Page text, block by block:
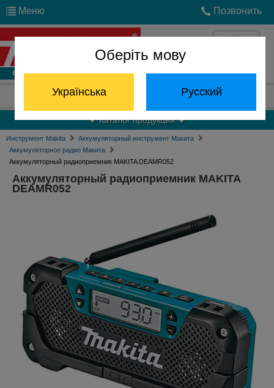
Оберіть мову
Українська Русский
Меню Позвонить
Войти
Отдел запчастей: (068) 824-24-24
Каталог продукции
Инструмент Makita
Аккумуляторный инструмент Макита
Аккумуляторное радио Макита
Аккумуляторный радиоприемник MAKITA DEAMR052
Аккумуляторный радиоприемник MAKITA
DEAMR052